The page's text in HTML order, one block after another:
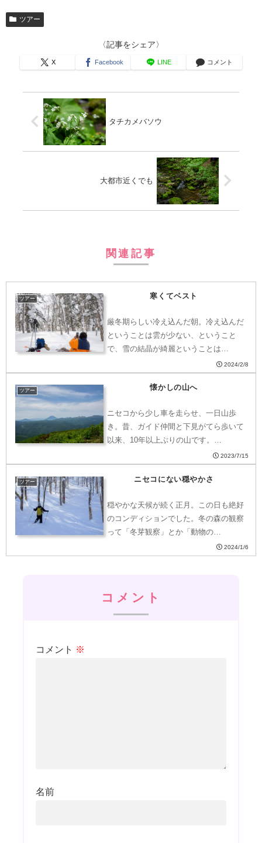
ツアー
〈記事をシェア〉
X Facebook LINE コメント
タチカメバソウ
大都市近くでも
関連記事
ツアー 寒くてベスト
厳冬期らしい冷え込んだ朝。冷え込んだ
ということは雲が少ない、ということ
で、雪の結晶が綺麗ということは…
2024/2/8
ツアー 懐かしの山へ
ニセコから少し車を走らせ、一日山歩
き。昔、ガイド仲間と下見がてら歩いて
以来、10年以上ぶりの山です。…
2023/7/15
ツアー ニセコにない穏やかさ
穏やかな天候が続く正月。この日も絶好
のコンディションでした。冬の森の観察
って「冬芽観察」とか「動物の…
2024/1/6
コメント
コメント ※
名前